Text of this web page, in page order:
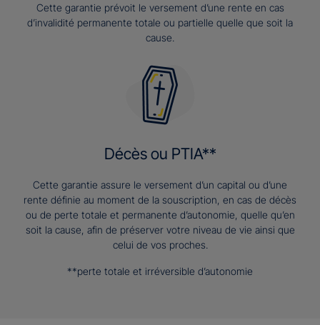
Cette garantie prévoit le versement d’une rente en cas
d’invalidité permanente totale ou partielle quelle que soit la
cause.
Décès ou PTIA**
Cette garantie assure le versement d’un capital ou d’une
rente définie au moment de la souscription, en cas de décès
ou de perte totale et permanente d’autonomie, quelle qu’en
soit la cause, afin de préserver votre niveau de vie ainsi que
celui de vos proches.
**perte totale et irréversible d’autonomie